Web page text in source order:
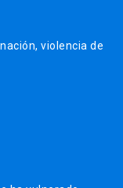
violencia de